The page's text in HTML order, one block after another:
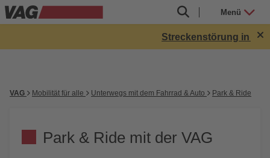
Menü
Streckenstörung in
VAG Mobilität für alle Unterwegs mit dem Fahrrad & Auto Park & Ride
Park & Ride mit der VAG